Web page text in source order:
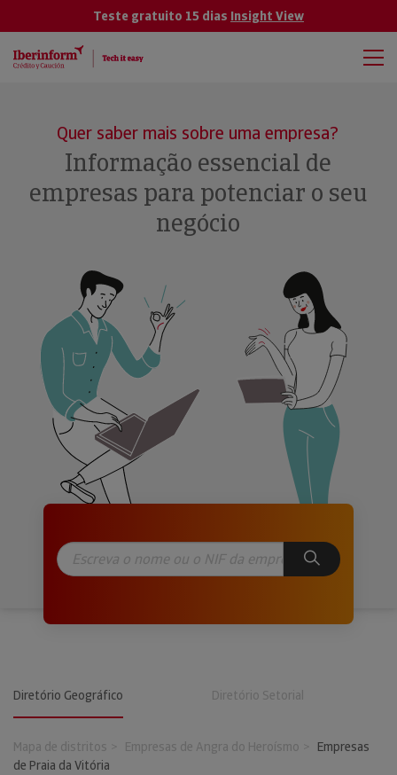
Teste gratuito 15 dias Insight View
Quer saber mais sobre uma empresa?
Informação essencial de
empresas para potenciar o seu
negócio
Diretório Geográfico Diretório Setorial
Mapa de distritos Empresas de Angra do Heroísmo
Empresas
de Praia da Vitória